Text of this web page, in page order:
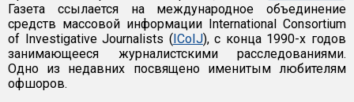
Газета ссылается на международное объединение
средств массовой информации International Consortium
of Investigative Journalists (ICoIJ), с конца 1990-х годов
занимающееся журналистскими расследованиями.
Одно из недавних посвящено именитым любителям
офшоров.